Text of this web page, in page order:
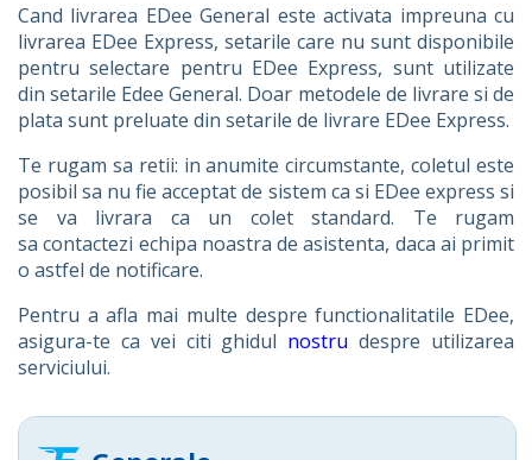
Cand livrarea EDee General este activata impreuna cu
livrarea EDee Express, setarile care nu sunt disponibile
pentru selectare pentru EDee Express, sunt utilizate
din setarile Edee General. Doar metodele de livrare si de
plata sunt preluate din setarile de livrare EDee Express.
Te rugam sa retii: in anumite circumstante, coletul este
posibil sa nu fie acceptat de sistem ca si EDee express si
se va livrara ca un colet standard. Te rugam
sa contactezi echipa noastra de asistenta, daca ai primit
o astfel de notificare.
Pentru a afla mai multe despre functionalitatile EDee,
asigura-te ca vei citi ghidul nostru despre utilizarea
serviciului.